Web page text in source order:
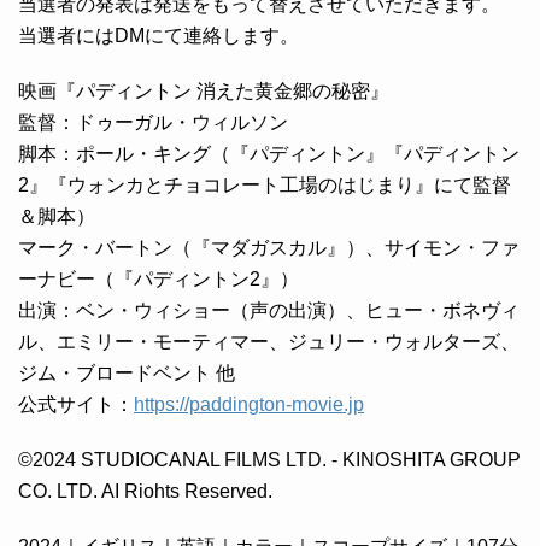
当選者にはDMにて連絡します。
映画『パディントン 消えた黄金郷の秘密』
監督：ドゥーガル・ウィルソン
脚本：ポール・キング（『パディントン』『パディントン
2』『ウォンカとチョコレート工場のはじまり』にて監督
＆脚本）
マーク・バートン（『マダガスカル』）、サイモン・ファ
ーナビー（『パディントン2』）
出演：ベン・ウィショー（声の出演）、ヒュー・ボネヴィ
ル、エミリー・モーティマー、ジュリー・ウォルターズ、
ジム・ブロードベント 他
公式サイト： https://paddington-movie.jp
©2024 STUDIOCANAL FILMS LTD. - KINOSHITA GROUP
CO. LTD. AI Riohts Reserved.